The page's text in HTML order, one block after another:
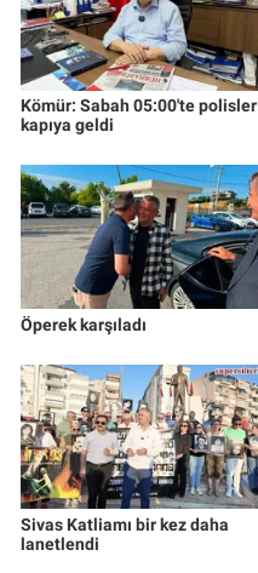
Kömür: Sabah 05:00'te polisler
kapıya geldi
Öperek karşıladı
Sivas Katliamı bir kez daha
lanetlendi